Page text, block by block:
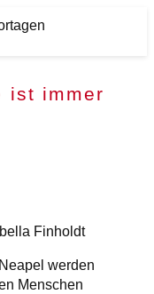
ist immer
Finholdt
werden
Menschen